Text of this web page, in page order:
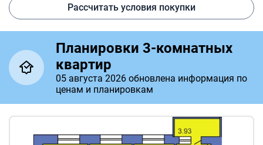
Рассчитать условия покупки
Планировки 3-комнатных
квартир
05 августа 2026 обновлена информация по
ценам и планировкам